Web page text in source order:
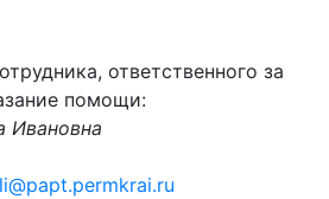
ответственного за
помощи:
Ивановна